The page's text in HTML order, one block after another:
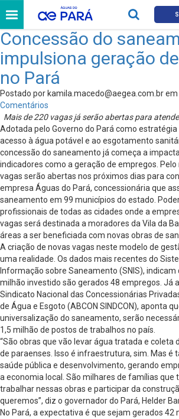
Concessão do
impulsiona geração
no Pará
Postado por kamila.macedo@aegea.com.br
Comentários
Mais de 220 vagas já serão abertas para
Adotada pelo Governo do Pará como
acesso à água potável e ao esgotamento
concessão do saneamento já começa a
indicadores como a geração de empregos.
vagas serão abertas nos próximos dias para
empresa Águas do Pará, concessionária que
saneamento em 99 municípios do estado.
profissionais de todas as cidades onde a
vagas será destinada a moradores da Vila da
áreas a ser beneficiada com novas obras de
A criação de novas vagas neste modelo de
uma realidade. Os dados mais recentes do
Informação sobre Saneamento (SNIS), indicam
milhão investido são gerados 48 empregos. Já
Sindicato Nacional das Concessionárias
de Água e Esgoto (ABCON SINDCON), aponta
universalização do saneamento, serão
1,5 milhão de postos de trabalhos no país.
“São obras que vão levar água tratada e coleta
de paraenses. Isso é infraestrutura, sim. Mas é
saúde pública e desenvolvimento, gerando
a economia local. São milhares de famílias que
trabalhar nessas obras e participar da
queremos”, diz o governador do Pará, Helder
No Pará, a expectativa é que sejam gerados 42